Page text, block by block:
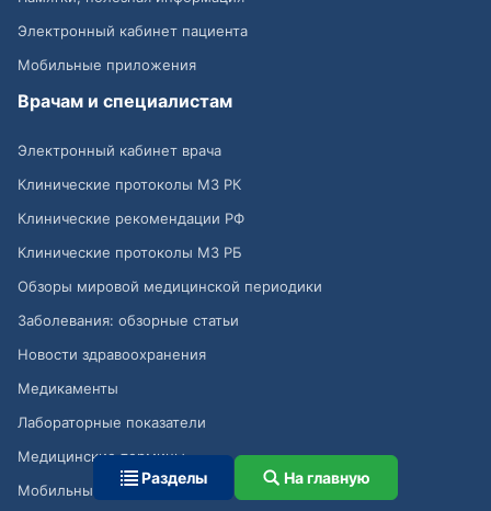
Электронный кабинет пациента
Мобильные приложения
Врачам и специалистам
Электронный кабинет врача
Клинические протоколы МЗ РК
Клинические рекомендации РФ
Клинические протоколы МЗ РБ
Обзоры мировой медицинской периодики
Заболевания: обзорные статьи
Новости здравоохранения
Медикаменты
Лабораторные показатели
Медицинские термины
Мобильные приложения
Разделы На главную